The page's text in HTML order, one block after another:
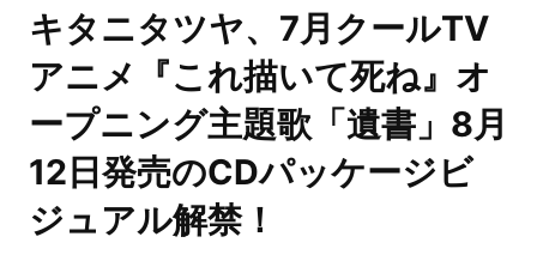
キタニタツヤ、7月クールTV
アニメ『これ描いて死ね』オ
ープニング主題歌「遺書」8月
12日発売のCDパッケージビ
ジュアル解禁！